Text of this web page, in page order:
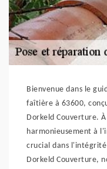
Bienvenue dans le
faîtière à 63600,
Dorkeld Couverture.
harmonieusement à
crucial dans
Dorkeld Couverture,